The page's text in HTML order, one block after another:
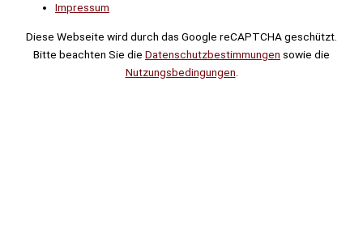
Impressum
Diese Webseite wird durch das Google reCAPTCHA geschützt.
Bitte beachten Sie die Datenschutzbestimmungen sowie die
Nutzungsbedingungen